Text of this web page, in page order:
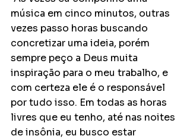
música em cinco minutos, outras
vezes passo horas buscando
concretizar uma ideia, porém
sempre peço a Deus muita
inspiração para o meu trabalho, e
com certeza ele é o responsável
por tudo isso. Em todas as horas
livres que eu tenho, até nas noites
de insônia, eu busco estar